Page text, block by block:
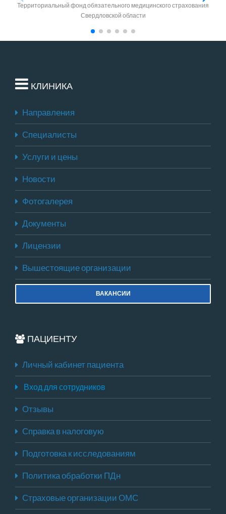
Территориальный фонд обязательного медицинского страхования
Свердловской области
КЛИНИКА
Направления
Специалисты
Услуги и цены
Новости
Фотогалерея
Документы
Лицензии
Вышестоящие организации
ВАКАНСИИ
ПАЦИЕНТУ
Личный кабинет пациента
Вход для сотрудников
Отзывы
Справка в налоговую
Подготовка к исследованиям
Политика обработки ПДн
Страховые организации ОМС